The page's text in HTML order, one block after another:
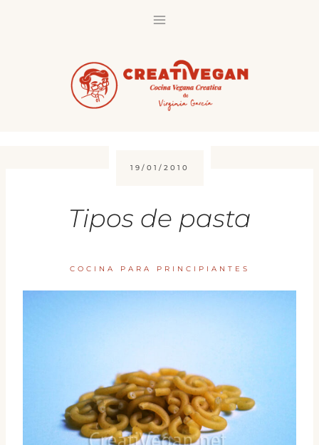
19/01/2010
Tipos de pasta
COCINA PARA PRINCIPIANTES